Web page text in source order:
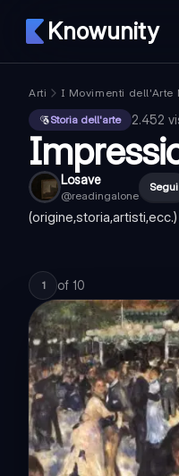
Knowunity
Arti I Movimenti dell'Arte
Storia dell'arte
2.452
Losave
@readingalone
Segui
(origine,storia,artisti,ecc.)
1 of 10